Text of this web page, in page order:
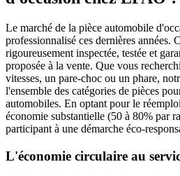
Le marché de la pièce automobile
professionnalisé ces dernières années.
rigoureusement inspectée, testée et
proposée à la vente. Que vous
vitesses, un pare-choc ou un phare,
l'ensemble des catégories de pièces
automobiles. En optant pour le
économie substantielle (50 à 80% par
participant à une démarche éco-
L'économie circulaire au